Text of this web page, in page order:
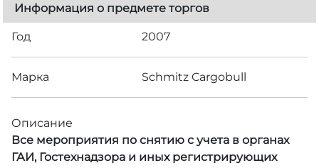
Информация о предмете торгов
Год 2007
Марка Schmitz Cargobull
Описание
Все мероприятия по снятию с учета в органах
ГАИ, Гостехнадзора и иных регистрирующих